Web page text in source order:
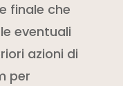
finale che
eventuali
azioni di
per